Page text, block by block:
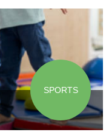
SPORTS